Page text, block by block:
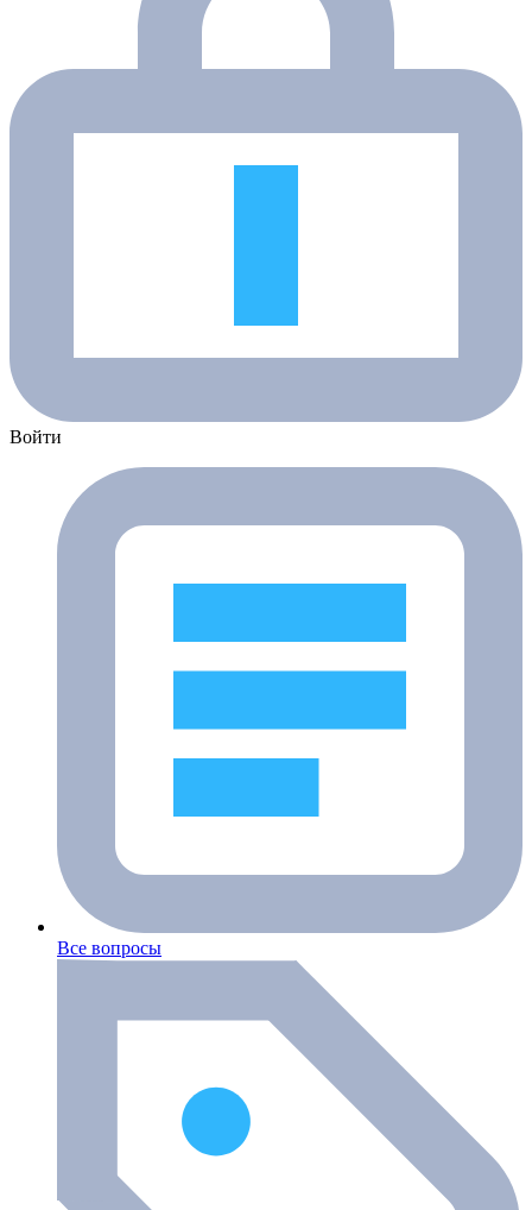
Войти
Все вопросы